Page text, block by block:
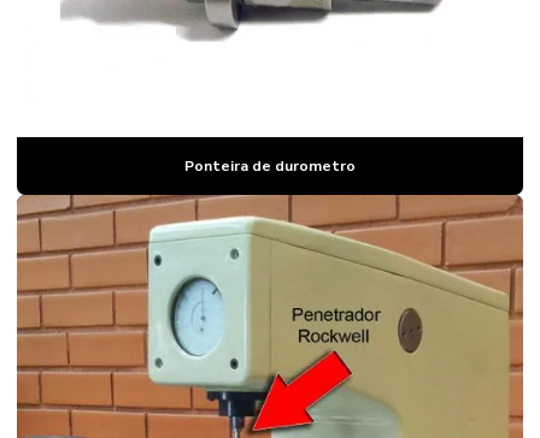
Durômetro brinell
Durômetro para comprimidos preço
Durômetro equotip
Durômetro equotip preço
Durômetro para fertilizantes
Durômetro para fibra de vidro
Durômetro hrc
Ponteira de durometro